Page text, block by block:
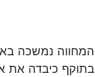
המחווה נמשכה
בתוקף כיבדה את